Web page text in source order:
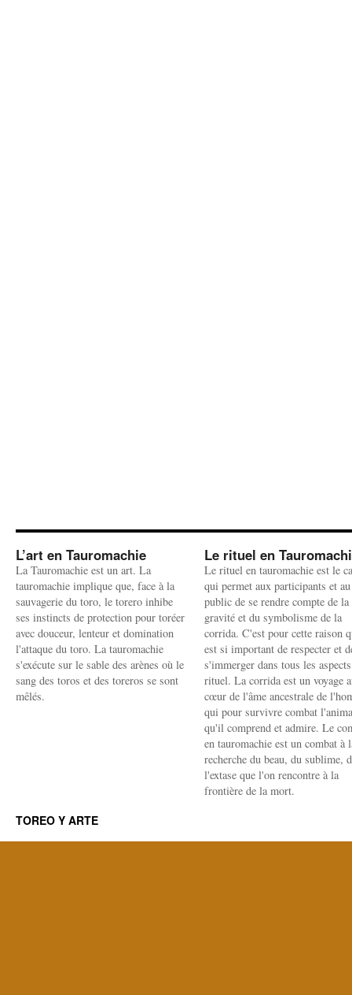
L’art en Tauromachie
La Tauromachie est un art. La
tauromachie implique que, face à la
sauvagerie du toro, le torero inhibe
ses instincts de protection pour toréer
avec douceur, lenteur et domination
l'attaque du toro. La tauromachie
s'exécute sur le sable des arènes où le
sang des toros et des toreros se sont
mêlés.
Le rituel en
Le rituel en tauromachie est le
qui permet aux participants et au
public de se rendre compte de la
gravité et du symbolisme de la
corrida. C'est pour cette raison
est si important de respecter et
s'immerger dans tous les
rituel. La corrida est un voyage
cœur de l'âme ancestrale de
qui pour survivre combat
qu'il comprend et admire. Le
en tauromachie est un combat à
recherche du beau, du sublime,
l'extase que l'on rencontre à la
frontière de la mort.
TOREO Y ARTE